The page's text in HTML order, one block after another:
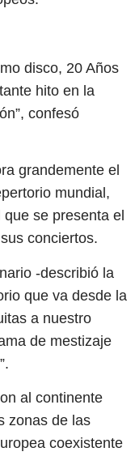
disco, 20 Años
hito en la
confesó
grandemente el
mundial,
se presenta el
conciertos.
-describió la
que va desde la
a nuestro
de mestizaje
al continente
zonas de las
coexistente